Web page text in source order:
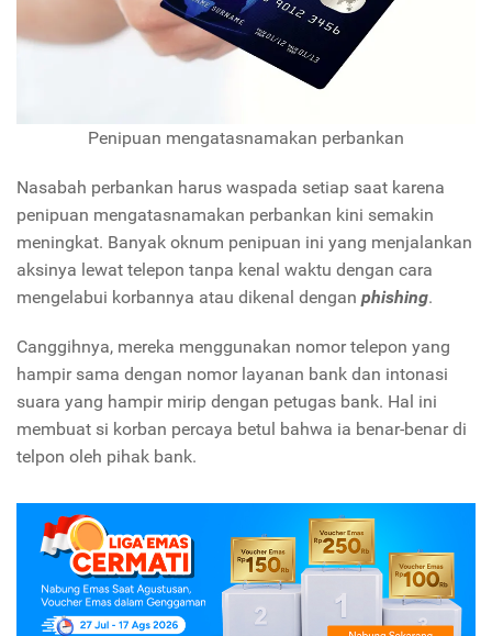
Penipuan mengatasnamakan perbankan
Nasabah perbankan harus waspada setiap saat karena
penipuan mengatasnamakan perbankan kini semakin
meningkat. Banyak oknum penipuan ini yang menjalankan
aksinya lewat telepon tanpa kenal waktu dengan cara
mengelabui korbannya atau dikenal dengan phishing.
Canggihnya, mereka menggunakan nomor telepon yang
hampir sama dengan nomor layanan bank dan intonasi
suara yang hampir mirip dengan petugas bank. Hal ini
membuat si korban percaya betul bahwa ia benar-benar di
telpon oleh pihak bank.